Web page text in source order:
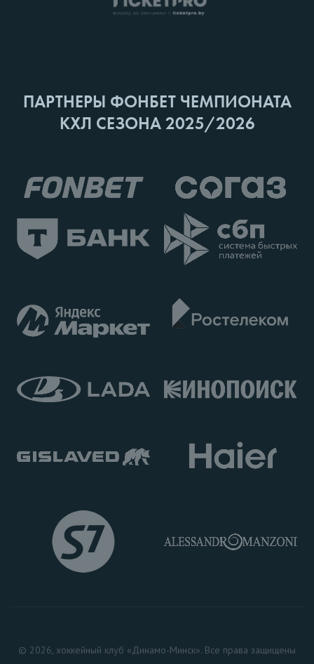
ПАРТНЕРЫ ФОНБЕТ ЧЕМПИОНАТА
КХЛ СЕЗОНА 2025/2026
© 2026, хоккейный клуб «Динамо-Минск». Все права защищены